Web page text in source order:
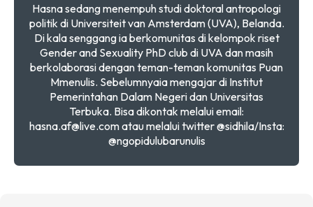
Hasna sedang menempuh studi doktoral antropologi
politik di Universiteit van Amsterdam (UVA), Belanda.
Di kala senggang ia berkomunitas di kelompok riset
Gender and Sexuality PhD club di UVA dan masih
berkolaborasi dengan teman-teman komunitas Puan
Mmenulis. Sebelumnyaia mengajar di Institut
Pemerintahan Dalam Negeri dan Universitas
Terbuka. Bisa dikontak melalui email:
hasna.af@live.com atau melalui twitter @sidhila/Insta:
@ngopidulubarunulis